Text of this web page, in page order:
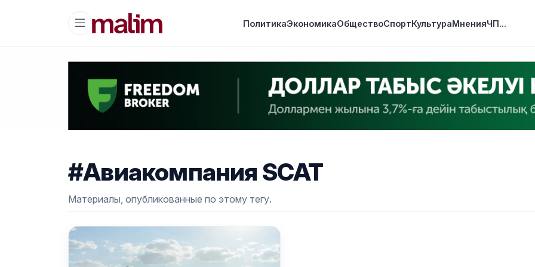
ПолитикаЭкономикаОбществоСпортКультураМненияЧП...
#Авиакомпания SCAT
Материалы, опубликованные по этому тегу.